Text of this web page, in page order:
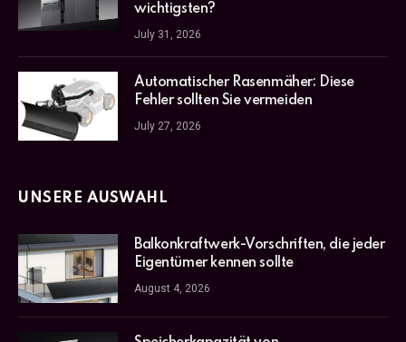
wichtigsten?
July 31, 2026
Automatischer Rasenmäher: Diese
Fehler sollten Sie vermeiden
July 27, 2026
UNSERE AUSWAHL
Balkonkraftwerk-Vorschriften, die jeder
Eigentümer kennen sollte
August 4, 2026